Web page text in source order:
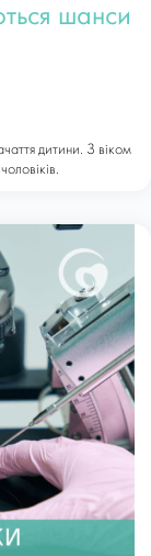
шанси
дитини. З віком